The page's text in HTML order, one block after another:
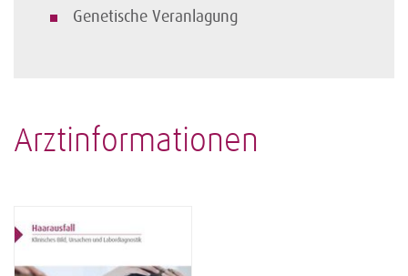
Genetische Veranlagung
Arztinformationen